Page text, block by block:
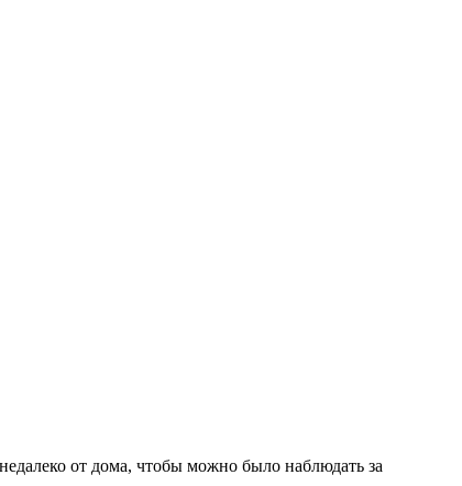
от дома, чтобы можно было наблюдать за